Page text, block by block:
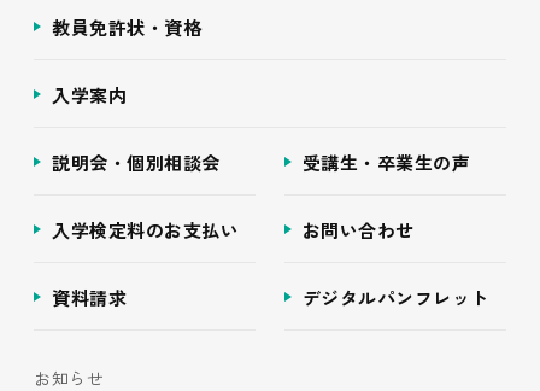
教員免許状・資格
入学案内
説明会・個別相談会 受講生・卒業生の声
入学検定料のお支払い お問い合わせ
資料請求 デジタルパンフレット
お知らせ